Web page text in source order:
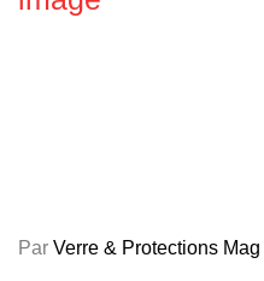
Par Verre & Protections Mag